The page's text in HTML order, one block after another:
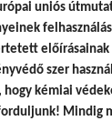
uniós
szer
hogy kémiai
Mindig